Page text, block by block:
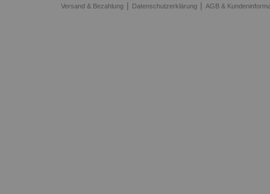
Versand & Bezahlung | Datenschutzerklärung | AGB &